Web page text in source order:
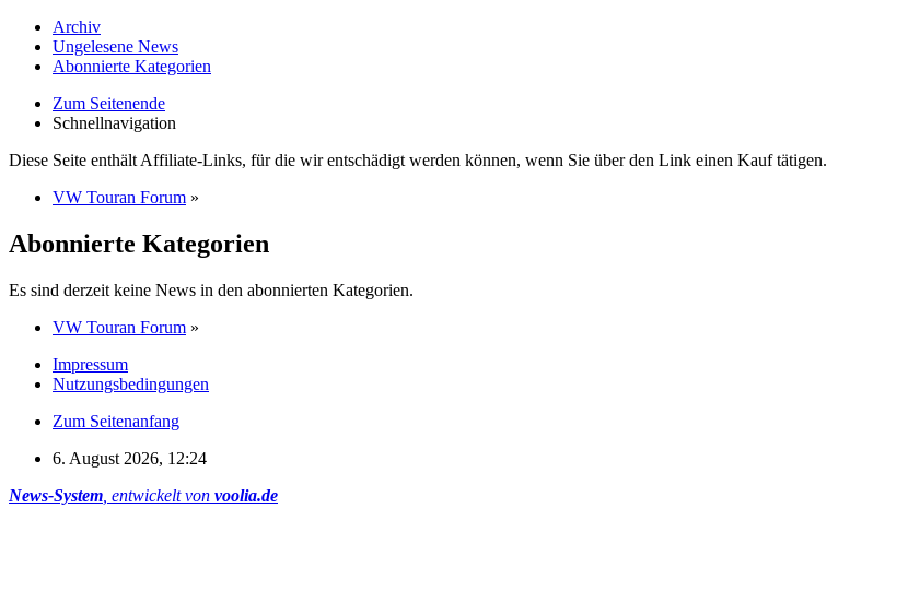
Archiv
Ungelesene News
Abonnierte Kategorien
Zum Seitenende
Schnellnavigation
Diese Seite enthält Affiliate-Links, für die wir entschädigt werden können, wenn Sie über den Link einen Kauf tätigen.
VW Touran Forum »
Abonnierte Kategorien
Es sind derzeit keine News in den abonnierten Kategorien.
VW Touran Forum »
Impressum
Nutzungsbedingungen
Zum Seitenanfang
6. August 2026, 12:24
News-System , entwickelt von voolia.de